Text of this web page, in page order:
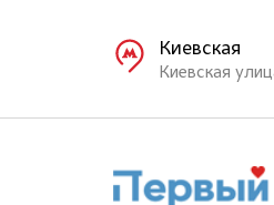
Киевская
Киевская